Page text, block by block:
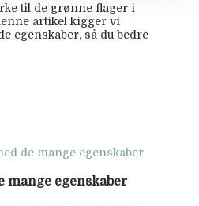
til de grønne flager i
artikel kigger vi
egenskaber, så du bedre
mange egenskaber